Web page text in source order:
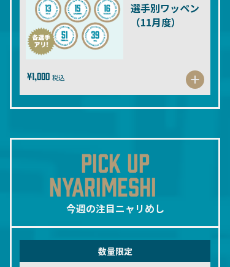
選手別ワッペン
（11月度）
¥1,000 税込
PICK UP
NYARIMESHI
今週の注目ニャリめし
数量限定